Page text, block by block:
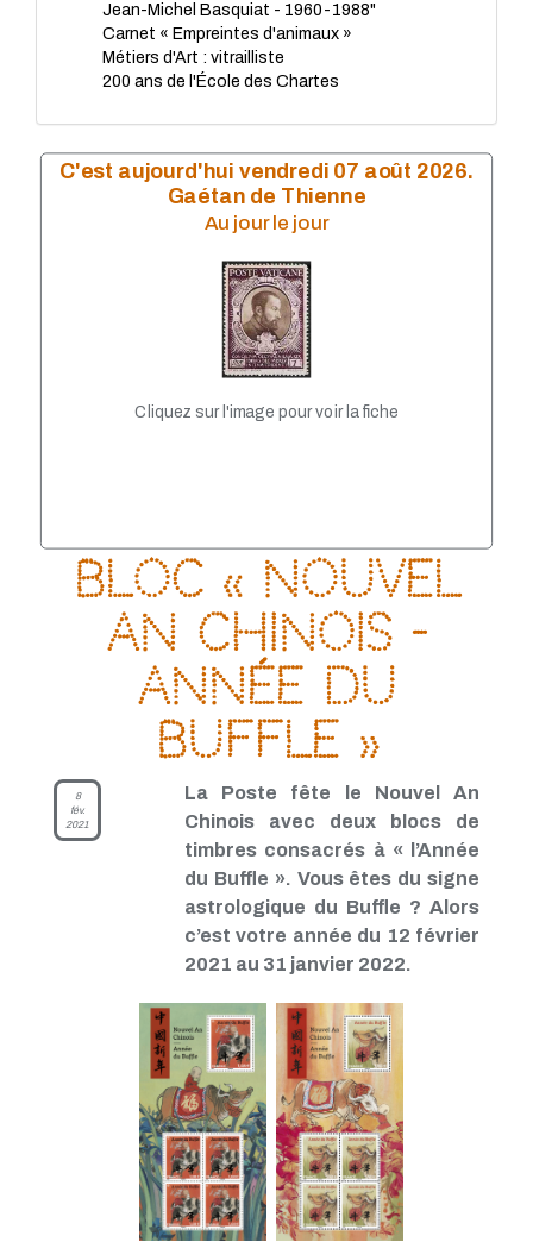
TP - Janvier 2023
TP - Novembre 2022
TP - Octobre 2022
TP - Septembre 2022
TP - Juin 2022
TP - Mai 2022
TP - Avril 2022
TP - Mars 2022
TP - Janvier 2022
TP - Novembre 2021
TP - Octobre 2021
TP - Septembre 2021
TP - Juillet 2021
TP - Mai 2021
TP - Octobre 2020
TP - Septembre 2020
TP - Août 2020
TP - Juillet 2020
TP - Juin 2020
TP - Mai 2020
TP - Avril 2020
TP - Mars 2020
TP - Février 2020
TP - Décembre 2019
TP - Novembre 2019
TP - Octobre 2019
TP - Septembre 2019
TP - Juillet 2019
TP - Juin 2019
TP - Mai 2019
TP - Mars 2019
TP - Février 2019
TP - Janvier 2019
TP - Décembre 2018
TP - Novembre 2018
TP - Octobre 2018
TP - Septembre 2018
TP - Août 2018
TP - Juillet 2018
TP - Juin 2018
Jean-Michel Basquiat - 1960-1988"
Carnet « Empreintes d'animaux »
Métiers d'Art : vitrailliste
200 ans de l'École des Chartes
C'est aujourd'hui vendredi 07 août 2026.
Gaétan de Thienne
Au jour le jour
Cliquez sur l'image pour voir la fiche
Bloc « Nouvel
An Chinois –
Année du
Buffle »
8
fév.
2021
La Poste fête le Nouvel An
Chinois avec deux blocs de
timbres consacrés à « l’Année
du Buffle ». Vous êtes du signe
astrologique du Buffle ? Alors
c’est votre année du 12 février
2021 au 31 janvier 2022.